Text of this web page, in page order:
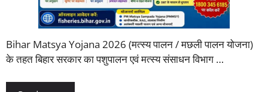
Bihar Matsya Yojana 2026 (मत्स्य पालन / मछली पालन योजना)
के तहत बिहार सरकार का पशुपालन एवं मत्स्य संसाधन विभाग …